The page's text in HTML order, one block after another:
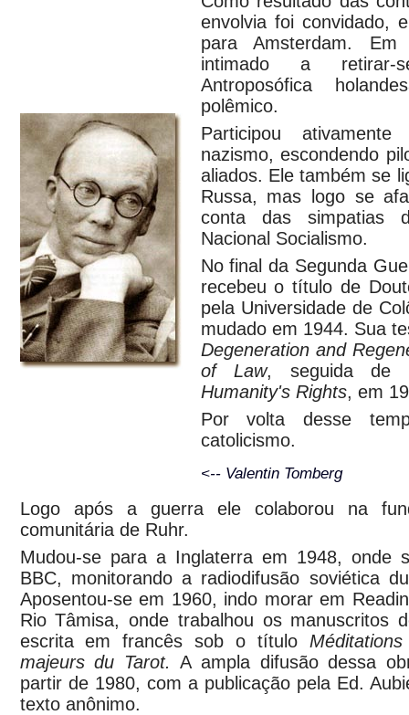
envolvia foi convidado,
para Amsterdam.
intimado a retirar-
Antroposófica
polêmico.
Participou
nazismo, escondendo
aliados. Ele também se
Russa, mas logo se
conta das simpatias
Nacional Socialismo.
No final da Segunda
recebeu o título de
pela Universidade de
mudado em 1944. Sua
Degeneration and
of Law, seguida de
Humanity's Rights, em
Por volta desse
catolicismo.
<-- Valentin Tomberg
Logo após a guerra ele colaborou na
comunitária de Ruhr.
Mudou-se para a Inglaterra em 1948, onde
BBC, monitorando a radiodifusão soviética
Aposentou-se em 1960, indo morar em
Rio Tâmisa, onde trabalhou os manuscritos
escrita em francês sob o título
majeurs du Tarot.A ampla difusão dessa
partir de 1980, com a publicação pela Ed.
texto anônimo.